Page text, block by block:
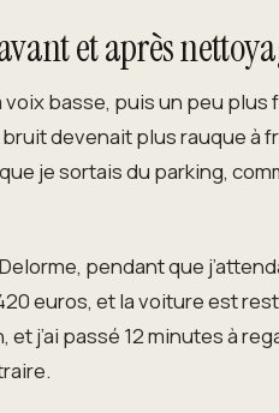
et après
basse, puis un peu
devenait plus rauque à
je sortais du parking,
pendant que
euros, et la voiture est
j’ai passé 12 minutes à